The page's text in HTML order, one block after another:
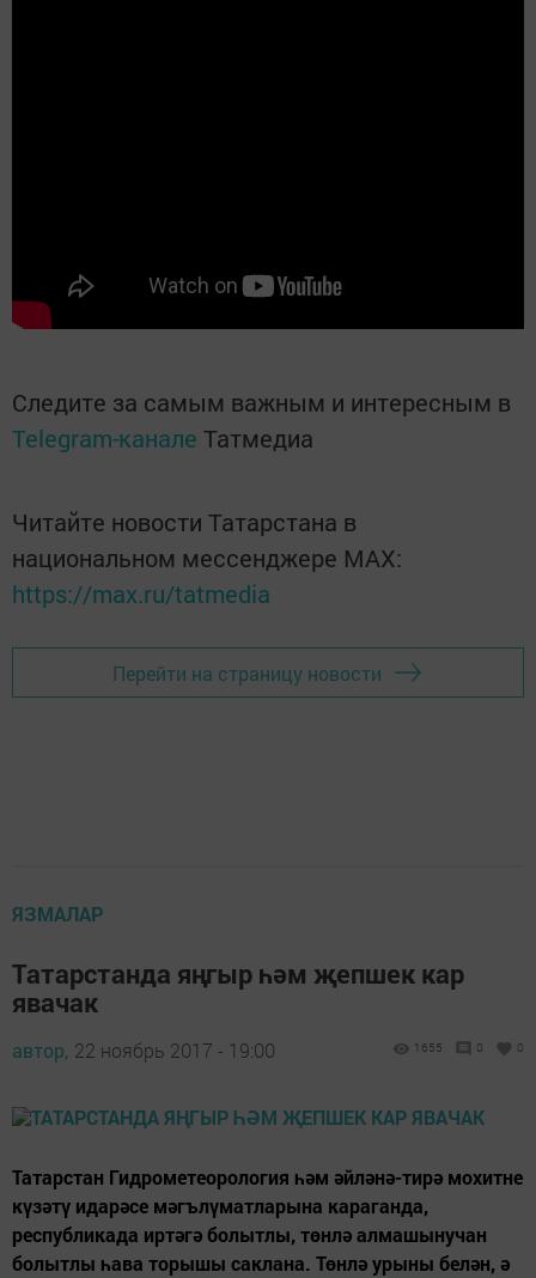
Следите за самым важным и интересным в
Telegram-канале Татмедиа
Читайте новости Татарстана в
национальном мессенджере MАХ:
https://max.ru/tatmedia
Перейти на страницу новости
ЯЗМАЛАР
Татарстанда яңгыр һәм җепшек кар
явачак
автор, 22 ноябрь 2017 - 19:00 1655 0 0
Татарстан Гидрометеорология һәм әйләнә-тирә мохитне
күзәтү идарәсе мәгълүматларына караганда,
республикада иртәгә болытлы, төнлә алмашынучан
болытлы һава торышы саклана. Төнлә урыны белән, ә